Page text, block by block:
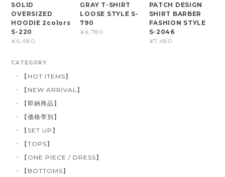
SOLID
OVERSIZED
HOODIE 2colors
S-220
¥6,480
GRAY T-SHIRT
LOOSE STYLE S-
790
¥6,780
PATCH DESIGN
SHIRT BARBER
FASHION STYLE
S-2046
¥7,480
CATEGORY
【HOT ITEMS】
【NEW ARRIVAL】
【即納商品】
【価格帯別】
【SET UP】
【TOPS】
【ONE PIECE / DRESS】
【BOTTOMS】